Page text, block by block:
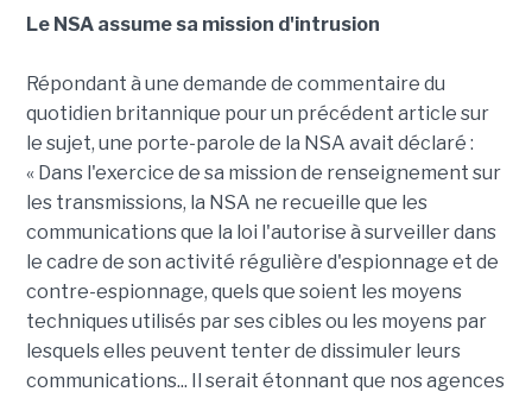
Le NSA assume sa mission d'intrusion
Répondant à une demande de commentaire du
quotidien britannique pour un précédent article sur
le sujet, une porte-parole de la NSA avait déclaré :
« Dans l'exercice de sa mission de renseignement sur
les transmissions, la NSA ne recueille que les
communications que la loi l'autorise à surveiller dans
le cadre de son activité régulière d'espionnage et de
contre-espionnage, quels que soient les moyens
techniques utilisés par ses cibles ou les moyens par
lesquels elles peuvent tenter de dissimuler leurs
communications... Il serait étonnant que nos agences